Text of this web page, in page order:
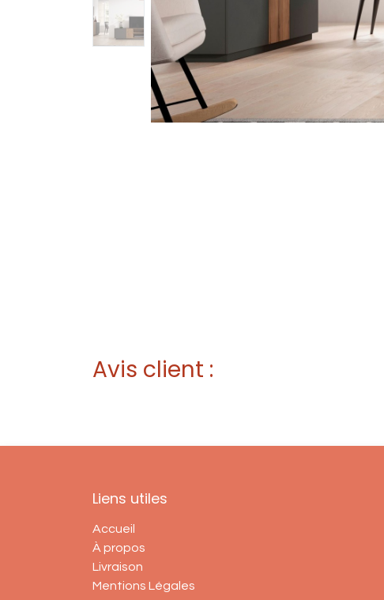
Avis client :
Liens utiles
Accueil
À propos
Livraison
Mentions Légales